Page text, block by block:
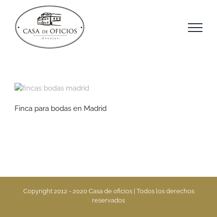
contenido
Finca para bodas en Madrid
Copyright 2012 - 2020 Casa de oficios | Todos los derechos
reservados